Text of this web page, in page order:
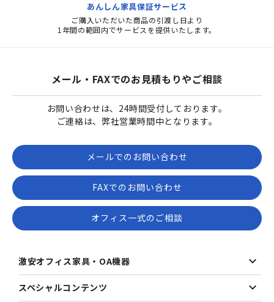
あんしん家具保証サービス
ご購入いただいた商品の引渡し日より
1年間の範囲内でサービスを提供いたします。
メール・FAXでのお見積もりやご相談
お問い合わせは、24時間受付しております。
ご連絡は、弊社営業時間中となります。
メールでのお問い合わせ
FAXでのお問い合わせ
オフィス一式のご相談
激安オフィス家具・OA機器
スペシャルコンテンツ